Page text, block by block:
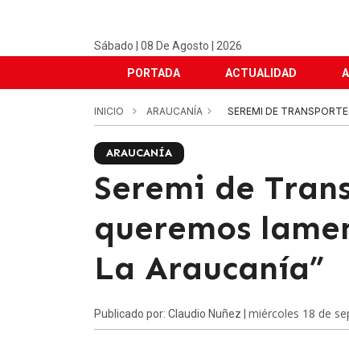
Sábado | 08 De Agosto | 2026
PORTADA ACTUALIDAD
INICIO ARAUCANÍA SEREMI DE
ARAUCANÍA
Seremi de
queremos
La Araucanía”
Publicado por: Claudio Nuñez | miércoles 18 de